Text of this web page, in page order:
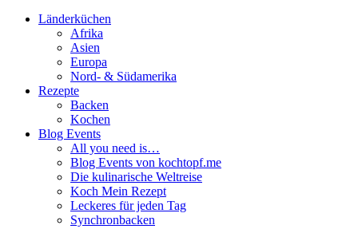
Länderküchen
Afrika
Asien
Europa
Nord- & Südamerika
Rezepte
Backen
Kochen
Blog Events
All you need is…
Blog Events von kochtopf.me
Die kulinarische Weltreise
Koch Mein Rezept
Leckeres für jeden Tag
Synchronbacken